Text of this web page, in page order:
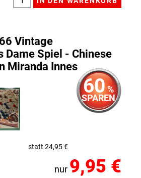
Vintage
Dame Spiel - Chinese
Miranda Innes
60 %
SPAREN
statt 24,95 €
nur 9,95 €